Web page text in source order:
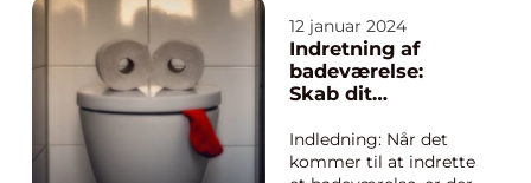
uundværlig del af
enhver velindrettet
badeværelse. Disse
praktiske
giver dig mulighed
for at organisere dine
12 januar 2024
Indretning af
badeværelse:
Skab dit
Indledning: Når det
kommer til at indrette